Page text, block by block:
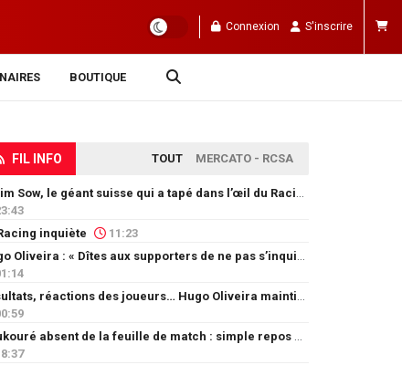
Connexion S'inscrire
BOUTIQUE
FIL INFO TOUT MERCATO - RCSA
inquiète
11:23